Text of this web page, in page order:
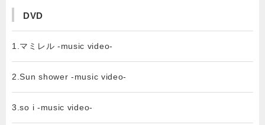
DVD
1.マミレル -music video-
2.Sun shower -music video-
3.so i -music video-